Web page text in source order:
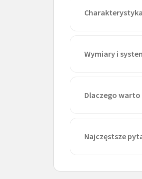
Wymiary i
Dlaczego warto
Najczęstsze